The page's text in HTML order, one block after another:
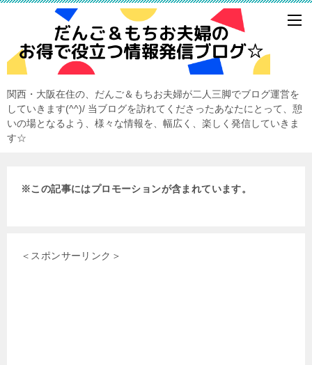
関西・大阪在住の、だんご＆もちお夫婦が二人三脚でブログ運営を
していきます(^^)/ 当ブログを訪れてくださったあなたにとって、憩
いの場となるよう、様々な情報を、幅広く、楽しく発信していきま
す☆
※この記事にはプロモーションが含まれています。
＜スポンサーリンク＞